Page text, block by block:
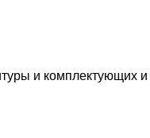
и комплектующих и